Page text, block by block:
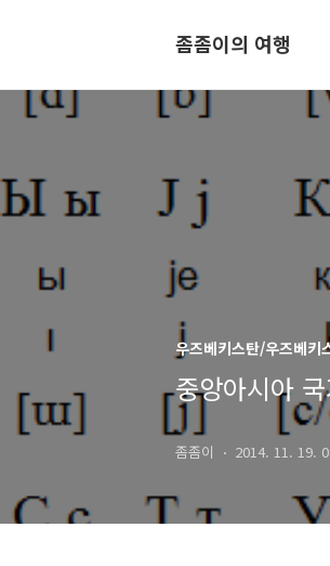
좀좀이의 여행
우즈베키스탄/우즈베키
중앙아시아
좀좀이 2014. 11. 19.